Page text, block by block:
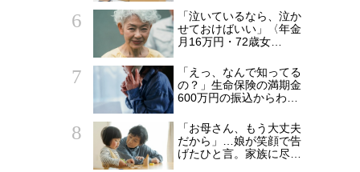
のタワマンにしておけ
ば…」と頭を抱えたワケ
「泣いているなら、泣か
せておけばいい」〈年金
月16万円・72歳女
て！」と泣き叫んでも完
全無視を決め込んだ理由
「えっ、なんで知ってる
の？」生命保険の満期金
600万円の振込からわず
のもとに銀行からき
た“恐ろしい電話”【FPが
解説】
「お母さん、もう大丈夫
だから」…娘が笑顔で告
げたひと言。家族に尽く